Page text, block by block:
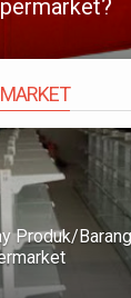
Jenis,